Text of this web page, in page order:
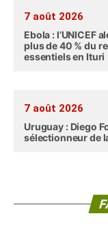
7 août 2026
Ebola : l’UNICEF
plus de 40 % du
essentiels en Ituri
7 août 2026
Uruguay : Diego
sélectionneur de